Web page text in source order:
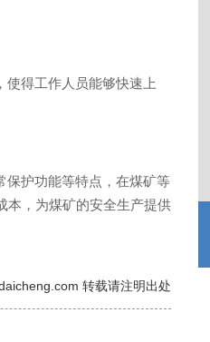
使得工作人员能够快速上
保护功能等特点，在煤矿等
本，为煤矿的安全生产提供
转载请注明出处